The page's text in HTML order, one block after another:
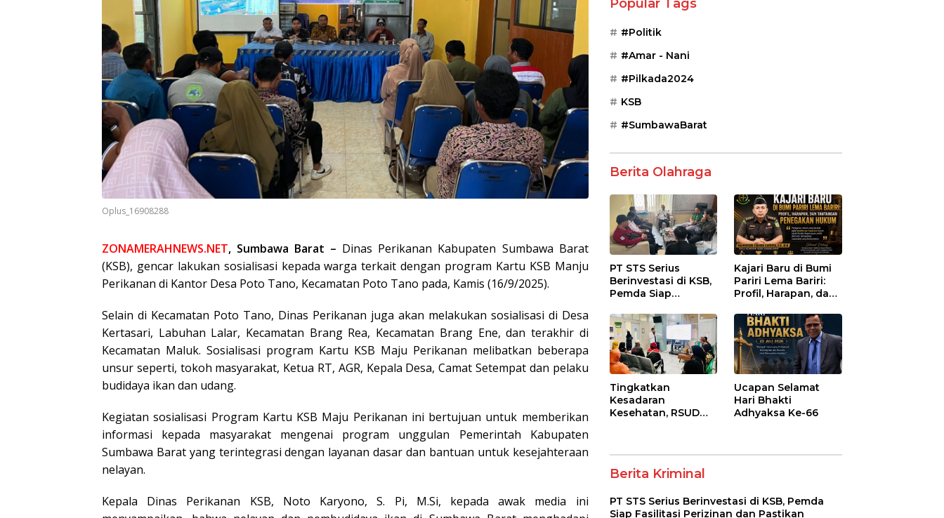
Oplus_16908288
ZONAMERAHNEWS.NET, Sumbawa Barat – Dinas Perikanan Kabupaten Sumbawa Barat
(KSB), gencar lakukan sosialisasi kepada warga terkait dengan program Kartu KSB Manju
Perikanan di Kantor Desa Poto Tano, Kecamatan Poto Tano pada, Kamis (16/9/2025).
Selain di Kecamatan Poto Tano, Dinas Perikanan juga akan melakukan sosialisasi di Desa
Kertasari, Labuhan Lalar, Kecamatan Brang Rea, Kecamatan Brang Ene, dan terakhir di
Kecamatan Maluk. Sosialisasi program Kartu KSB Maju Perikanan melibatkan beberapa
unsur seperti, tokoh masyarakat, Ketua RT, AGR, Kepala Desa, Camat Setempat dan pelaku
budidaya ikan dan udang.
Kegiatan sosialisasi Program Kartu KSB Maju Perikanan ini bertujuan untuk memberikan
informasi kepada masyarakat mengenai program unggulan Pemerintah Kabupaten
Sumbawa Barat yang terintegrasi dengan layanan dasar dan bantuan untuk kesejahteraan
nelayan.
Kepala Dinas Perikanan KSB, Noto Karyono, S. Pi, M.Si, kepada awak media ini
Popular Tags
#Politik
#Amar - Nani
#Pilkada2024
KSB
#SumbawaBarat
Berita Olahraga
PT STS Serius
Berinvestasi di KSB,
Pemda Siap
dan Pastikan
Kepatuhan Regulasi
Kajari Baru di Bumi
Pariri Lema Bariri:
Profil, Harapan, dan
Penegakan Hukum
Tingkatkan
Kesadaran
Kesehatan, RSUD
Ucapan Selamat
Hari Bhakti
Adhyaksa Ke-66
Berita Kriminal
PT STS Serius Berinvestasi di KSB, Pemda
Siap Fasilitasi Perizinan dan Pastikan